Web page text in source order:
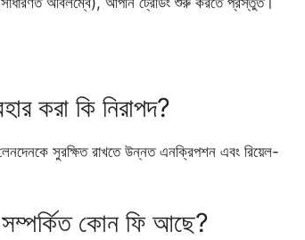
করা কি নিরাপদ?
সুরক্ষিত রাখতে উন্নত এনক্রিপশন এবং রিয়েল-
কোন ফি আছে?